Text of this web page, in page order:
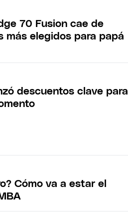
70 Fusion cae de
más elegidos para papá
descuentos clave para
Cómo va a estar el